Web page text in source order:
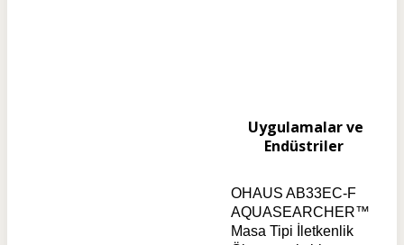
Uygulamalar ve
Endüstriler
OHAUS AB33EC-F
AQUASEARCHER™
Masa Tipi İletkenlik